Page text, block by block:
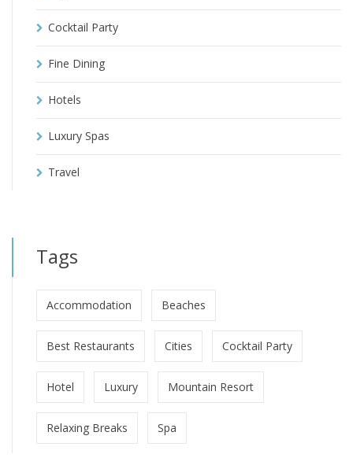
Cocktail Party
Fine Dining
Hotels
Luxury Spas
Travel
Tags
Accommodation Beaches
Best Restaurants Cities Cocktail Party
Hotel Luxury Mountain Resort
Relaxing Breaks Spa